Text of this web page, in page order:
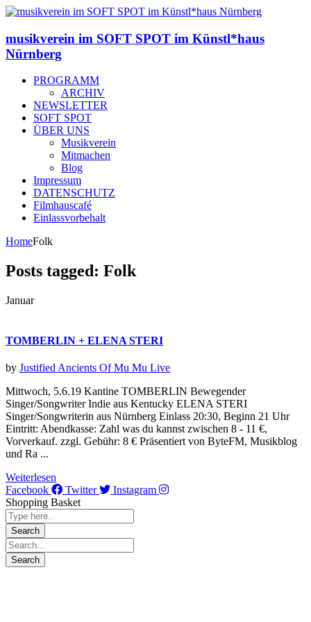
musikverein im SOFT SPOT im Künstl*haus
Nürnberg
PROGRAMM
ARCHIV
NEWSLETTER
SOFT SPOT
ÜBER UNS
Musikverein
Mitmachen
Blog
Impressum
DATENSCHUTZ
Filmhauscafé
Einlassvorbehalt
HomeFolk
Posts tagged: Folk
Januar
TOMBERLIN + ELENA STERI
by Justified Ancients Of Mu Mu Live
Mittwoch, 5.6.19 Kantine TOMBERLIN Bewegender
Singer/Songwriter Indie aus Kentucky ELENA STERI
Singer/Songwriterin aus Nürnberg Einlass 20:30, Beginn 21 Uhr
Eintritt: Abendkasse: Zahl was du kannst zwischen 8 - 11 €,
Vorverkauf. zzgl. Gebühr: 8 € Präsentiert von ByteFM, Musikblog
und Ra ...
Weiterlesen
Facebook
Twitter
Instagram
Shopping Basket